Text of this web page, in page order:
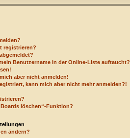
registrieren?
Benutzername in der Online-Liste auftaucht?
aber nicht anmelden!
kann mich aber nicht mehr anmelden?!
löschen“-Funktion?
ändern?